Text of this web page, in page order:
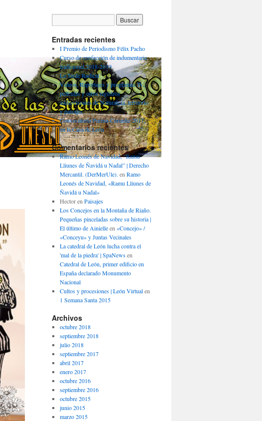
Entradas recientes
I Premio de Periodismo Félix Pacho
Curso de confección de indumentaria
tradicional 2018-2019
La Tarde Radical
Videos, Reportajes y programas Tv.,
películas y otros registros
audiovisuales de Naturaleza, territorio
y paisajes
Convocatoria Porma-Curueño 2017,
en la Casa de León
Comentarios recientes
Ramo Leonés de Navidad, “Ramu
Lliunes de Ñavidá u Nadal” | Derecho
Mercantil. (DerMerUle). en Ramo
Leonés de Navidad, «Ramu Lliunes de
Ñavidá u Nadal»
Hectoren Paisajes
Los Concejos en la Montaña de Riaño.
Pequeñas pinceladas sobre su historia |
El último de Ainielleen «Concejo» /
«Conceyu» y Juntas Vecinales
La catedral de León lucha contra el
'mal de la piedra' | SpaNewsen
Catedral de León, primer edificio en
España declarado Monumento
Nacional
Cultos y procesiones | León Virtualen
1 Semana Santa 2015
Archivos
octubre 2018
septiembre 2018
julio 2018
septiembre 2017
abril 2017
enero 2017
octubre 2016
septiembre 2016
octubre 2015
junio 2015
marzo 2015